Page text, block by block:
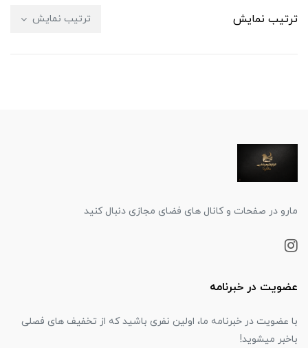
ترتیب نمایش ترتیب نمایش
مارو در صفحات و کانال های فضای مجازی دنبال کنید
عضویت در خبرنامه
با عضویت در خبرنامه ما، اولین نفری باشید که از تخفیف های فصلی
باخبر میشوید!